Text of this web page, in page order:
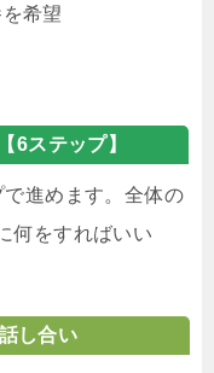
希望
6ステップ】
進めます。全体の
何をすればいい
し合い